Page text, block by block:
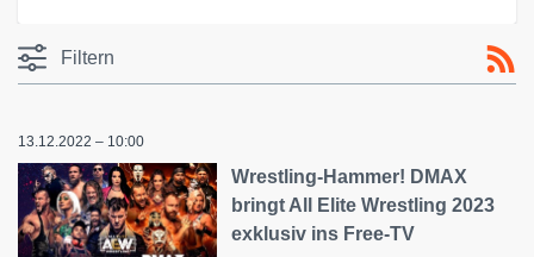
Filtern
13.12.2022 – 10:00
Wrestling-Hammer! DMAX
bringt All Elite Wrestling 2023
exklusiv ins Free-TV